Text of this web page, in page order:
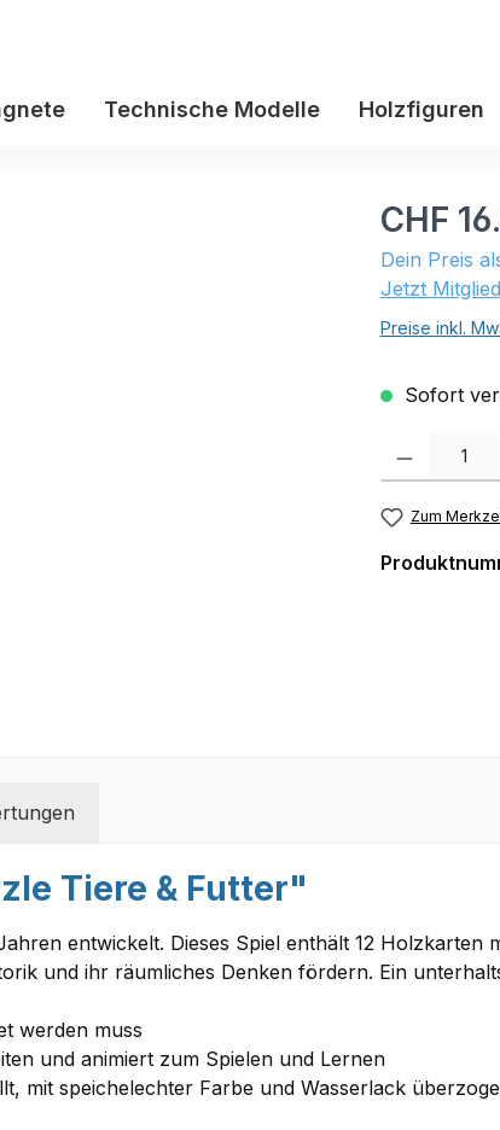
Technische Modelle Holzfiguren
CHF
Dein Preis
Jetzt
Preise inkl.
Sofort
Zum
Tiere & Futter"
entwickelt. Dieses Spiel enthält 12 Holzkarten
und ihr räumliches Denken fördern. Ein
werden muss
und animiert zum Spielen und Lernen
mit speichelechter Farbe und Wasserlack